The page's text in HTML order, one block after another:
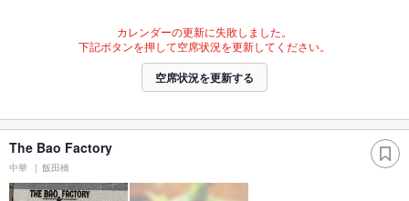
カレンダーの更新に失敗しました。
下記ボタンを押して空席状況を更新してください。
空席状況を更新する
The Bao Factory
中華 飯田橋